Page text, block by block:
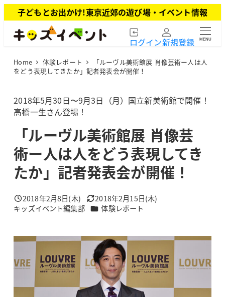
イ
子どもとお出かけ!東京近郊の遊び場・イベント情報
ログイン新規登録 MENU
Home 体験レポート
「ルーヴル美術館展 肖像芸術ー人は人
をどう表現してきたか」記者発表会が開催！
2018年5月30日〜9月3日（月）国立新美術館で開催！
高橋一生さん登場！
「ルーヴル美術館展 肖像芸
術ー人は人をどう表現してき
たか」記者発表会が開催！
投稿日
2018年2月8日(木) 更新日
2018年2月15日(木)
著
キッズイベント編集部 カテゴリー
体験レポート